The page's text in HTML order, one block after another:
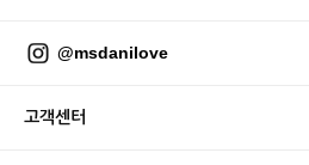
@msdanilove
고객센터